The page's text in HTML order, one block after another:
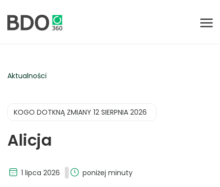
Aktualności
KOGO DOTKNĄ ZMIANY 12 SIERPNIA 2026
Alicja
1 lipca 2026 poniżej minuty